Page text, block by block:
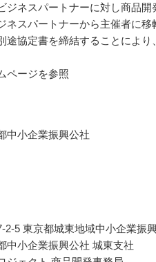
ジネスパートナーに対し商品
ネスパートナーから主催者に
途協定書を締結することによ
ページを参照
中小企業振興公社
2-5 東京都城東地域中小企業振
中小企業振興公社 城東支社